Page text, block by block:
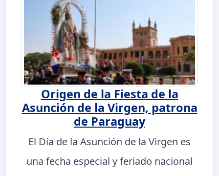
Origen de la Fiesta de la
Asunción de la Virgen, patrona
de Paraguay
El Día de la Asunción de la Virgen es
una fecha especial y feriado nacional